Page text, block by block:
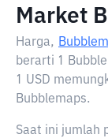
Market
Harga,
berarti 1
1 USD
Bubblemaps.
Saat ini jumlah